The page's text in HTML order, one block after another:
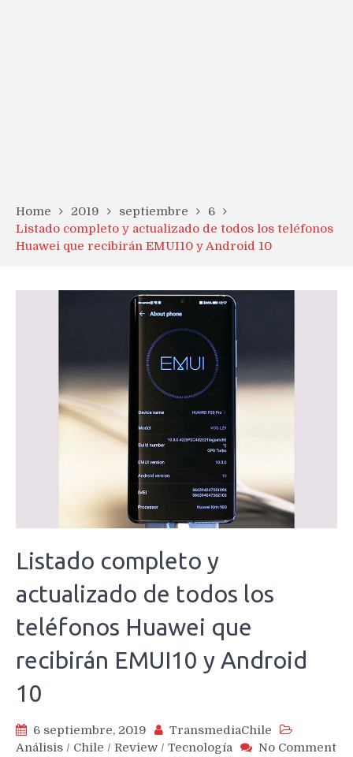
Home 2019 septiembre
6
Listado completo y actualizado de todos los teléfonos
Huawei que recibirán EMUI10 y Android 10
Listado completo y
actualizado de todos los
teléfonos Huawei que
recibirán EMUI10 y Android
10
6 septiembre, 2019
TransmediaChile
Análisis / Chile / Review / Tecnología
No Comment